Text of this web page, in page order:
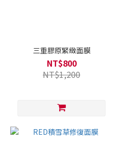
三重膠原緊緻面膜
NT$800
NT$1,200